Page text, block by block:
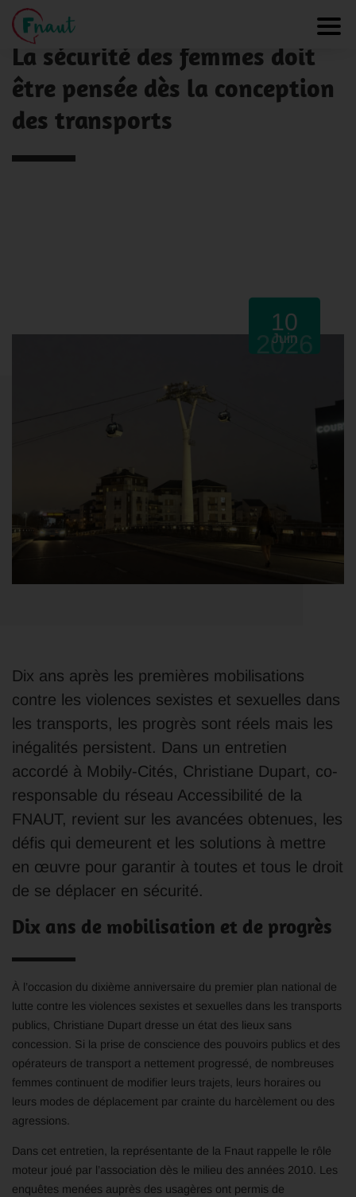
Panneau de gestion des cookies
NOS ACTUALITÉS
La sécurité des femmes doit
être pensée dès la conception
des transports
10
Juin
2026
Dix ans après les premières mobilisations
contre les violences sexistes et sexuelles dans
les transports, les progrès sont réels mais les
inégalités persistent. Dans un entretien
accordé à Mobily-Cités, Christiane Dupart, co-
responsable du réseau Accessibilité de la
FNAUT, revient sur les avancées obtenues, les
défis qui demeurent et les solutions à mettre
en œuvre pour garantir à toutes et tous le droit
de se déplacer en sécurité.
Dix ans de mobilisation et de progrès
À l’occasion du dixième anniversaire du premier plan national de
lutte contre les violences sexistes et sexuelles dans les transports
publics, Christiane Dupart dresse un état des lieux sans
concession. Si la prise de conscience des pouvoirs publics et des
opérateurs de transport a nettement progressé, de nombreuses
femmes continuent de modifier leurs trajets, leurs horaires ou
leurs modes de déplacement par crainte du harcèlement ou des
agressions.
Dans cet entretien, la représentante de la Fnaut rappelle le rôle
moteur joué par l’association dès le milieu des années 2010. Les
enquêtes menées auprès des usagères ont permis de